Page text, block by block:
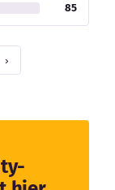
85
›